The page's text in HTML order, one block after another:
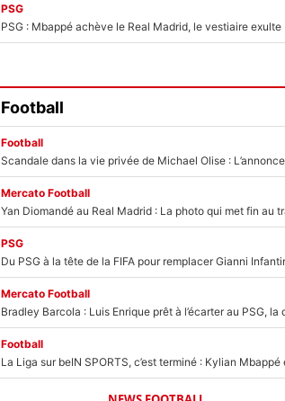
PSG
PSG : Mbappé achève le Real Madrid, le vestiaire exulte
Football
Football
Mercato Football
PSG
Mercato Football
Football